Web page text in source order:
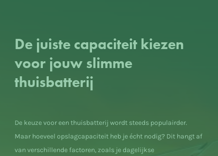
De juiste capaciteit kiezen
voor jouw slimme
thuisbatterij
De keuze voor een thuisbatterij wordt steeds populairder.
Maar hoeveel opslagcapaciteit heb je écht nodig? Dit hangt af
van verschillende factoren, zoals je dagelijkse